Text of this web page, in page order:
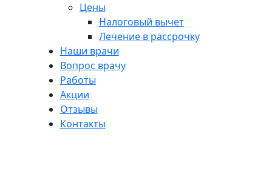
Цены
Налоговый вычет
Лечение в рассрочку
Наши врачи
Вопрос врачу
Работы
Акции
Отзывы
Контакты